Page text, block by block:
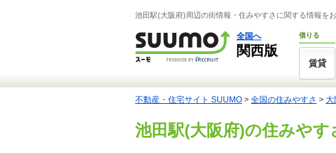
池田駅(大阪府)周辺の街情報・住みやすさに関する情報を
全国へ
関西版
借りる
賃貸
不動産・住宅サイト SUUMO > 全国の住みやすさ > 大
池田駅(大阪府)の住みやす